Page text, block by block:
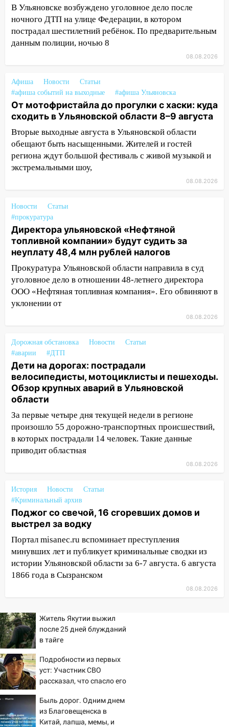
11:16 В Ульяновске ищут 37-летнего
мужчину, пропавшего ещё 19 июля
10:30 От мотофристайла до прогулки с
10:11 Директора ульяновской
«Нефтяной топливной компании» будут
судить за неуплату 48,4 млн рублей
налогов
09:28 Дети на дорогах: пострадали
велосипедисты, мотоциклисты и
пешеходы. Обзор крупных аварий в
Ульяновской области
домов и выстрел за водку
07:50 Какая погоды будет днем 8
августа
06:45 Императорский мост в
Ульяновске останется закрытым до
утра 10 августа
05:18 Судьба готовит сюрприз: гороскоп
на 8 августа — кому повезет с
деньгами, а кого ждет неожиданная
04:47
В Ульяновской области объявили
ракетную опасность: звучат сирены
07.08.2026
20:40 Ульяновские аграрии смогут
купить тракторы с отсрочкой платежа
до декабря
19:34 В следственном управлении
состоялось торжественное
мероприятие, приуроченное к
празднованию Дня сотрудника органов
19:30 Ульяновцев приглашают
поддержать «Симбирскую чебурашку»
на фестивале «ФормАРТ»
18:11 Ульяновская область стала
пилотным регионом проекта
«Культурное долголетие»
17:23 Прогноз погоды в Ульяновской
17:16
областной больницы поступили шесть
новых аппаратов ИВЛ
16:51
ремонтируют дороги, ставят остановки
и проводят новое освещение
16:35
девять бункеров для крупногабаритного
мусора
В Ульяновске возбуждено уголовное дело после
ночного ДТП на улице Федерации, в котором
пострадал шестилетний ребёнок. По предварительным
данным полиции, ночью 8
08.08.2026
Афиша Новости
Статьи
#афиша событий на выходные
#афиша Ульяновска
От мотофристайла до прогулки с хаски: куда
сходить в Ульяновской области 8–9 августа
Вторые выходные августа в Ульяновской области
обещают быть насыщенными. Жителей и гостей
региона ждут большой фестиваль с живой музыкой и
экстремальными шоу,
08.08.2026
Новости
Статьи
#прокуратура
Директора ульяновской «Нефтяной
топливной компании» будут судить за
неуплату 48,4 млн рублей налогов
Прокуратура Ульяновской области направила в суд
уголовное дело в отношении 48-летнего директора
ООО «Нефтяная топливная компания». Его обвиняют в
уклонении от
08.08.2026
Дорожная обстановка Новости
Статьи
#аварии
#ДТП
Дети на дорогах: пострадали
велосипедисты, мотоциклисты и пешеходы.
Обзор крупных аварий в Ульяновской
области
За первые четыре дня текущей недели в регионе
произошло 55 дорожно-транспортных происшествий,
в которых пострадали 14 человек. Такие данные
приводит областная
08.08.2026
История Новости
Статьи
#Криминальный архив
Поджог со свечой, 16 сгоревших домов и
выстрел за водку
Портал misanec.ru вспоминает преступления
минувших лет и публикует криминальные сводки из
истории Ульяновской области за 6-7 августа. 6 августа
1866 года в Сызранском
08.08.2026
Житель Якутии выжил
после 25 дней блужданий
в тайге
Подробности из первых
уст: Участник СВО
рассказал, что спасло его
Быль дорог. Одним днем
из Благовещенска в
Китай, лапша, мемы, и